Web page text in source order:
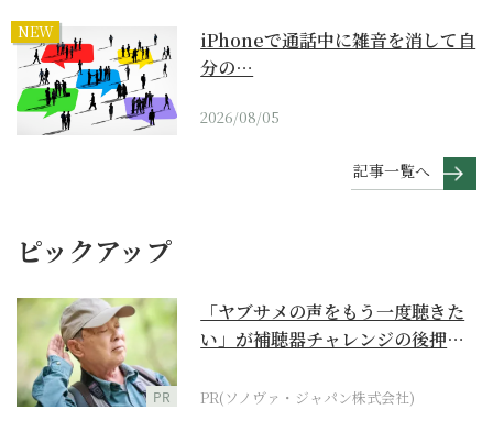
NEW
iPhoneで通話中に雑音を消して自
分の…
2026/08/05
記事一覧へ
ピックアップ
PR
「ヤブサメの声をもう一度聴きた
い」が補聴器チャレンジの後押し
PR(ソノヴァ・ジャパン株式会社)